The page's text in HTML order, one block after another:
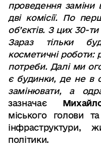
проведення заміни
дві комісії.По
об’єктів. З цих 30-ти
Зараз тільки
косметичні роботи:
потреби. Далі ми
є будинки,де не в
замінювати,а
зазначає
міського голови
інфраструктури,
політики.